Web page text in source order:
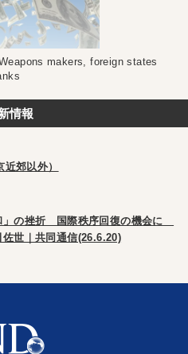
makers, foreign states
情報
郊以外）
」の挫折 国際秩序回復の機会に
世｜共同通信(26.6.20)